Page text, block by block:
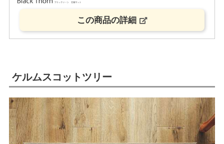
この商品の詳細
ケルムスコットツリー